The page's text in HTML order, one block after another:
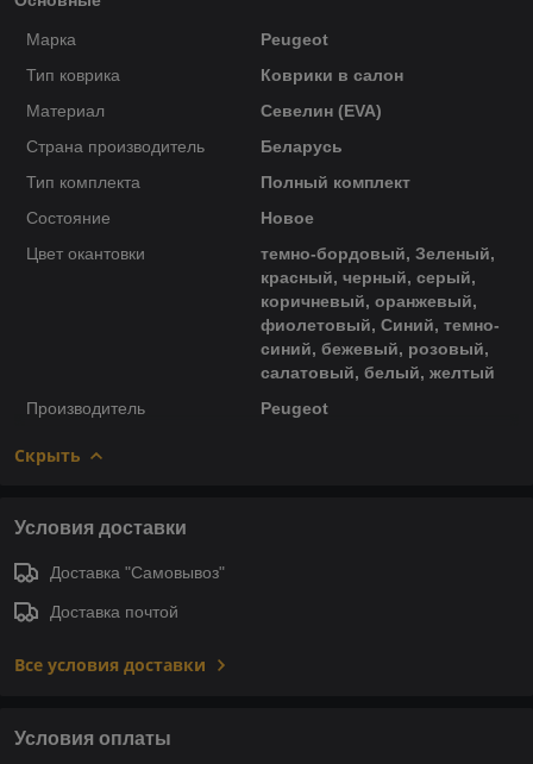
Марка
Peugeot
Тип коврика
Коврики в салон
Материал
Севелин (EVA)
Страна производитель
Беларусь
Тип комплекта
Полный комплект
Состояние
Новое
Цвет окантовки
темно-бордовый, Зеленый,
красный, черный, серый,
коричневый, оранжевый,
фиолетовый, Синий, темно-
синий, бежевый, розовый,
салатовый, белый, желтый
Производитель
Peugeot
Скрыть
Условия доставки
Доставка "Самовывоз"
Доставка почтой
Все условия доставки
Условия оплаты